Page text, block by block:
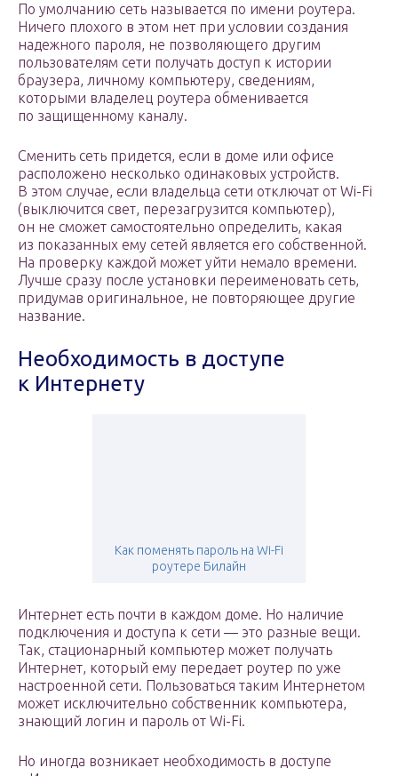
По умолчанию сеть называется по имени роутера.
Ничего плохого в этом нет при условии создания
надежного пароля, не позволяющего другим
пользователям сети получать доступ к истории
браузера, личному компьютеру, сведениям,
которыми владелец роутера обменивается
по защищенному каналу.
Сменить сеть придется, если в доме или офисе
расположено несколько одинаковых устройств.
В этом случае, если владельца сети отключат от Wi-Fi
(выключится свет, перезагрузится компьютер),
он не сможет самостоятельно определить, какая
из показанных ему сетей является его собственной.
На проверку каждой может уйти немало времени.
Лучше сразу после установки переименовать сеть,
придумав оригинальное, не повторяющее другие
название.
Необходимость в доступе
к Интернету
Как поменять пароль на Wi-Fi
роутере Билайн
Интернет есть почти в каждом доме. Но наличие
подключения и доступа к сети — это разные вещи.
Так, стационарный компьютер может получать
Интернет, который ему передает роутер по уже
настроенной сети. Пользоваться таким Интернетом
может исключительно собственник компьютера,
знающий логин и пароль от Wi-Fi.
Но иногда возникает необходимость в доступе